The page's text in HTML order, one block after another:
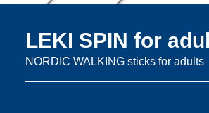
LEKI SPIN for
NORDIC WALKING sticks for adults